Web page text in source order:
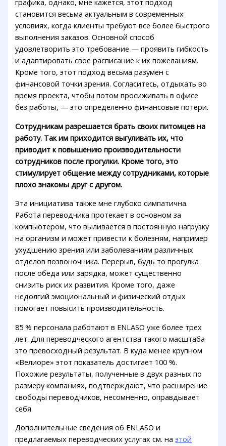
графика, однако, мне кажется, этот подход
становится весьма актуальным в современных
условиях, когда клиенты требуют все более быстрого
выполнения заказов. Основной способ
удовлетворить это требование — проявить гибкость
и адаптировать свое расписание к их пожеланиям.
Кроме того, этот подход весьма разумен с
финансовой точки зрения. Согласитесь, отдыхать во
время проекта, чтобы потом просиживать в офисе
без работы, — это определенно финансовые потери.
Сотрудникам разрешается брать своих питомцев на
работу. Так им приходится выгуливать их, что
приводит к повышению производительности
сотрудников после прогулки. Кроме того, это
стимулирует общение между сотрудниками, которые
плохо знакомы друг с другом.
Эта инициатива также мне глубоко симпатична.
Работа переводчика протекает в основном за
компьютером, что выливается в постоянную нагрузку
на организм и может привести к болезням, например
ухудшению зрения или заболеваниям различных
отделов позвоночника. Перерыв, будь то прогулка
после обеда или зарядка, может существенно
снизить риск их развития. Кроме того, даже
недолгий эмоциональный и физический отдых
помогает повысить производительность.
85 % персонала работают в ENLASO уже более трех
лет. Для переводческого агентства такого масштаба
это превосходный результат. В куда менее крупном
«Велиоре» этот показатель достигает 100 %.
Похожие результаты, полученные в двух разных по
размеру компаниях, подтверждают, что расширение
свободы переводчиков, несомненно, оправдывает
себя.
Дополнительные сведения об ENLASO и
предлагаемых переводческих услугах см. наэтой